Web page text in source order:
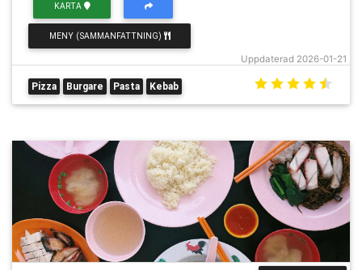
Uppdaterad 2026-01-21
KARTA
MENY (SAMMANFATTNING)
Pizza Burgare Pasta Kebab